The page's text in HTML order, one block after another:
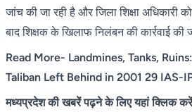
जांच की जा रही है और जिला शिक्षा अधिकारी
बाद शिक्षक के खिलाफ निलंबन की कार्रवाई की
Read More- Landmines, Tanks,
Taliban Left Behind in 2001 29 IAS-
मध्यप्रदेश की खबरें पढ़ने के लिए यहां क्लिक करें